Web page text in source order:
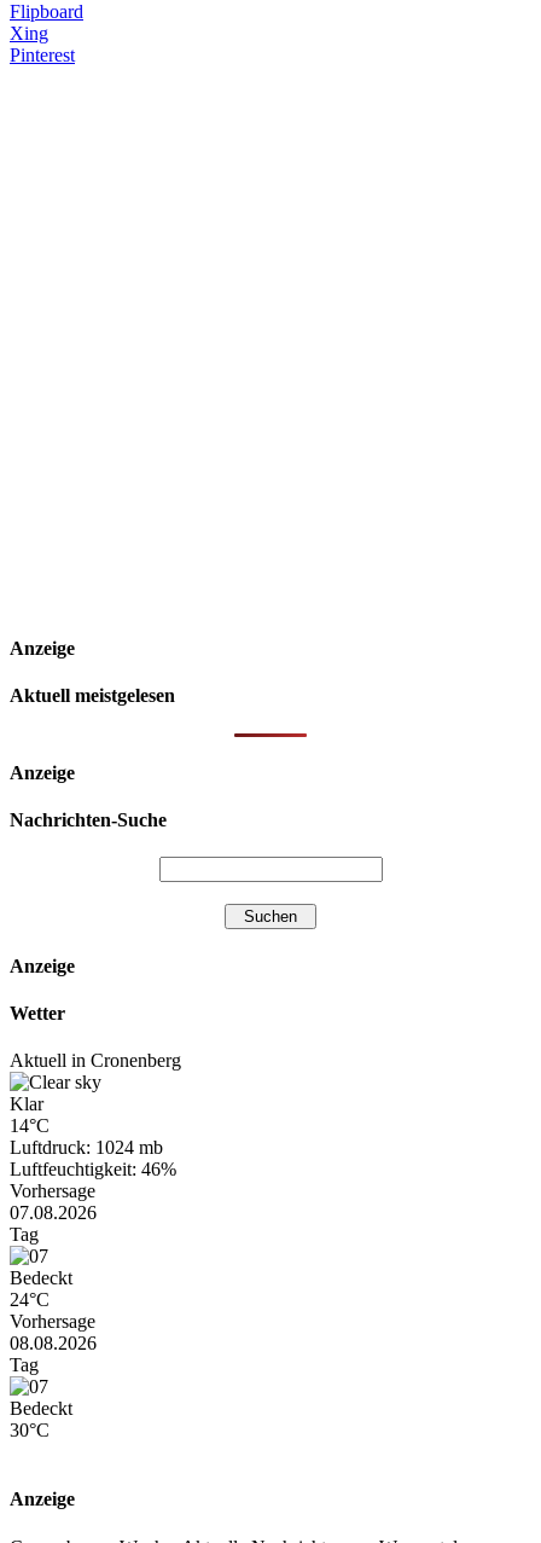
Flipboard
Xing
Pinterest
Anzeige
Aktuell meistgelesen
Anzeige
Nachrichten-Suche
Anzeige
Wetter
Aktuell in Cronenberg
Klar
14°C
Luftdruck: 1024 mb
Luftfeuchtigkeit: 46%
Vorhersage
07.08.2026
Tag
Bedeckt
24°C
Vorhersage
08.08.2026
Tag
Bedeckt
30°C
Anzeige